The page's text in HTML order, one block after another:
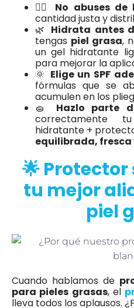
🙅‍♀️ No abuses
cantidad justa y
🌿 Hidrata antes
tengas piel grasa,
un gel hidratante
para mejorar la
🌞 Elige un SPF
fórmulas que se
acumulen en los
🧽 Hazlo parte
correctamente
hidratante +
equilibrada,
🌟
tu mejor
piel
Cuando hablamos de
para pieles grasas, el
lleva todos los aplausos.